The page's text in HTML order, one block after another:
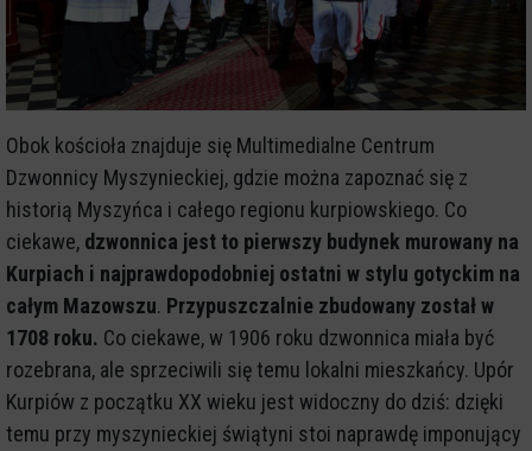
Obok kościoła znajduje się Multimedialne Centrum
Dzwonnicy Myszynieckiej, gdzie można zapoznać się z
historią Myszyńca i całego regionu kurpiowskiego. Co
ciekawe, dzwonnica jest to pierwszy budynek murowany na
Kurpiach i najprawdopodobniej ostatni w stylu gotyckim na
całym Mazowszu. Przypuszczalnie zbudowany został w
1708 roku. Co ciekawe, w 1906 roku dzwonnica miała być
rozebrana, ale sprzeciwili się temu lokalni mieszkańcy. Upór
Kurpiów z początku XX wieku jest widoczny do dziś: dzięki
temu przy myszynieckiej świątyni stoi naprawdę imponujący